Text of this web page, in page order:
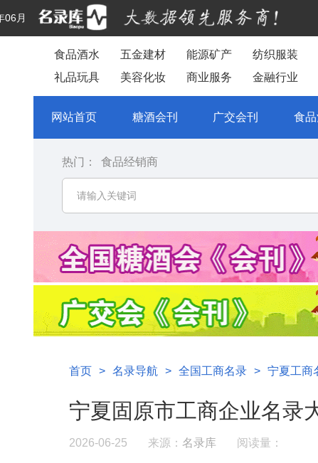
06月
食品酒水 五金建材 能源矿产 纺织服装
礼品玩具
美容化妆 商业服务 金融行业
网站首页 糖酒会刊 广交会刊 食
热门： 食品经销商
首页 > 名录导航 > 全国工商名录 > 宁夏工商
宁夏固原市工商企业名录
2026-06-25 来源： 名录库 阅读量：